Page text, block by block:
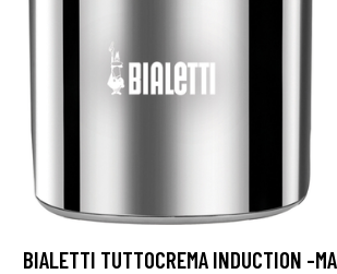
BIALETTI TUTTOCREMA INDUCTION -